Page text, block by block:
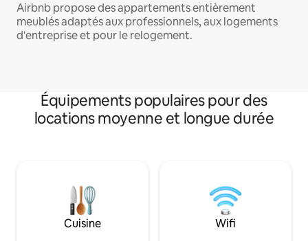
Airbnb propose des appartements entièrement
meublés adaptés aux professionnels, aux logements
d'entreprise et pour le relogement.
Équipements populaires pour des
locations moyenne et longue durée
Cuisine Wifi